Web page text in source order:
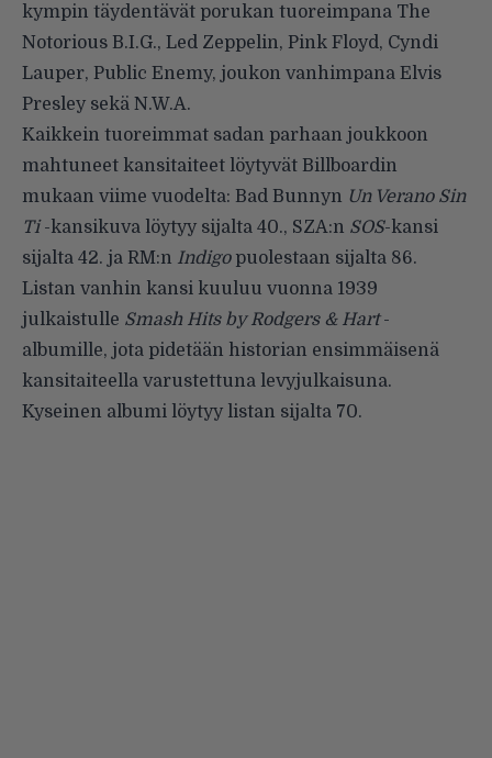
kympin täydentävät porukan tuoreimpana The
Notorious B.I.G., Led Zeppelin, Pink Floyd, Cyndi
Lauper, Public Enemy, joukon vanhimpana Elvis
Presley sekä N.W.A.
Kaikkein tuoreimmat sadan parhaan joukkoon
mahtuneet kansitaiteet löytyvät Billboardin
mukaan viime vuodelta: Bad Bunnyn Un Verano Sin
Ti-kansikuva löytyy sijalta 40., SZA:n SOS-kansi
sijalta 42. ja RM:n Indigopuolestaan sijalta 86.
Listan vanhin kansi kuuluu vuonna 1939
julkaistulle Smash Hits by Rodgers & Hart-
albumille, jota pidetään historian ensimmäisenä
kansitaiteella varustettuna levyjulkaisuna.
Kyseinen albumi löytyy listan sijalta 70.